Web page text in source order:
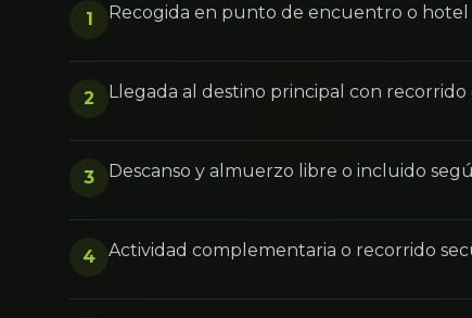
1 Recogida en punto de encuentro o hotel
2 Llegada al destino principal con recorrido
3 Descanso y almuerzo libre o incluido
4 Actividad complementaria o recorrido